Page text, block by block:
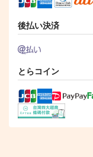
リルスタンド（B組の
名物カップルはまだ付
き合ってない 2）
イースト・プレス
2,090円 （税込）
後払い決済
とらコイン